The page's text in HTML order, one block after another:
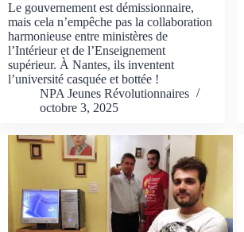
Le gouvernement est démissionnaire,
mais cela n’empêche pas la collaboration
harmonieuse entre ministères de
l’Intérieur et de l’Enseignement
supérieur. À Nantes, ils inventent
l’université casquée et bottée !
NPA Jeunes Révolutionnaires
octobre 3, 2025